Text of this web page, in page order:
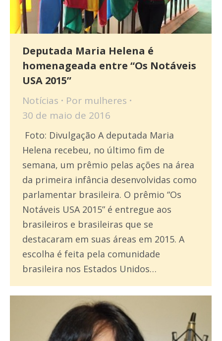
Deputada Maria Helena é
homenageada entre “Os Notáveis
USA 2015”
Notícias Por mulheres
30 de maio de 2016
Foto: Divulgação A deputada Maria
Helena recebeu, no último fim de
semana, um prêmio pelas ações na área
da primeira infância desenvolvidas como
parlamentar brasileira. O prêmio “Os
Notáveis USA 2015” é entregue aos
brasileiros e brasileiras que se
destacaram em suas áreas em 2015. A
escolha é feita pela comunidade
brasileira nos Estados Unidos…